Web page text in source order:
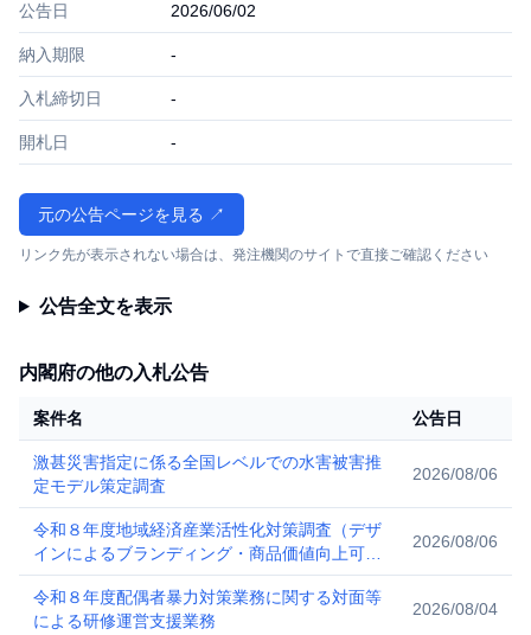
公告日 2026/06/02
納入期限 -
入札締切日 -
開札日 -
元の公告ページを見る ↗
リンク先が表示されない場合は、発注機関のサイトで直接ご確認ください
公告全文を表示
内閣府の他の入札公告
案件名 公告日
激甚災害指定に係る全国レベルでの水害被害推
定モデル策定調査
2026/08/06
令和８年度地域経済産業活性化対策調査（デザ
インによるブランディング・商品価値向上可能
性調査）
2026/08/06
令和８年度配偶者暴力対策業務に関する対面等
による研修運営支援業務
2026/08/04